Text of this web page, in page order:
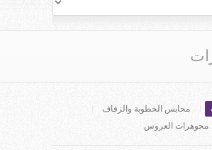
محابس الخطوبة والزفاف
مجوهرات العروس